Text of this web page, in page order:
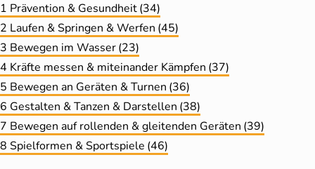
1 Prävention & Gesundheit(34)
2 Laufen & Springen & Werfen (45)
3 Bewegen im Wasser(23)
4 Kräfte messen & miteinander Kämpfen (37)
5 Bewegen an Geräten & Turnen (36)
6 Gestalten & Tanzen & Darstellen (38)
7 Bewegen auf rollenden & gleitenden Geräten (39)
8 Spielformen & Sportspiele (46)